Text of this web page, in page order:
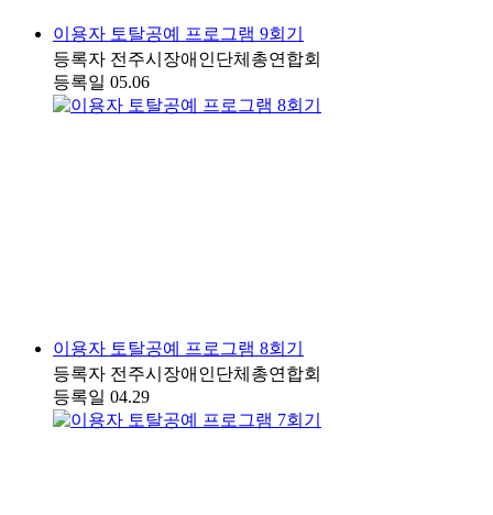
이용자 토탈공예 프로그램 9회기
등록자 전주시장애인단체총연합회
등록일 05.06
이용자 토탈공예 프로그램 8회기
등록자 전주시장애인단체총연합회
등록일 04.29